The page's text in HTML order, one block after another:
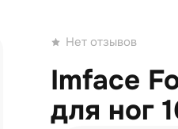
Нет отзывов
Imface
для ног